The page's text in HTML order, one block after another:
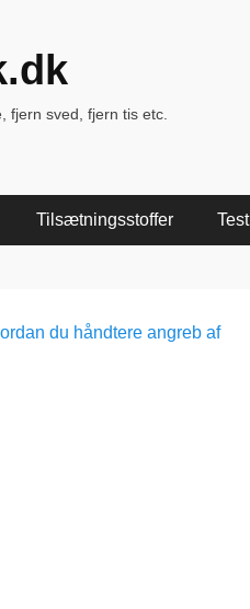
sved, fjern tis etc.
Tilsætningsstoffer Test
du håndtere angreb af